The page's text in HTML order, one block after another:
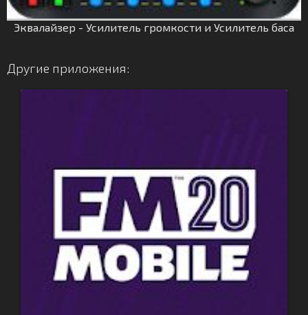
Эквалайзер - Усилитель громкости и Усилитель баса
Другие приложения: